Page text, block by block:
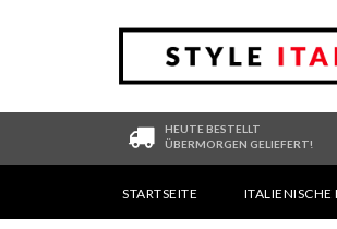
HEUTE BESTELLT
ÜBERMORGEN GELIEFERT!
STARTSEITE ITALIENISCHE